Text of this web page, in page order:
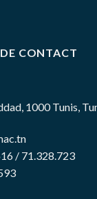
CONTACT
1000 Tunis,
/ 71.328.723